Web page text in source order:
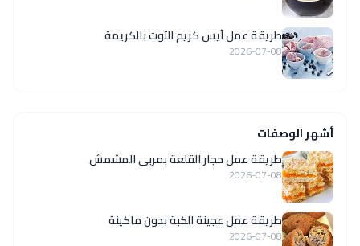
طريقة عمل آيس كريم التوت بالكريمة
2026-07-08
أشهر الوصفات
طريقة عمل حجار القلعة بمربى المشمش
2026-07-08
طريقة عمل عجينة الكبة بدون ماكينة
2026-07-08